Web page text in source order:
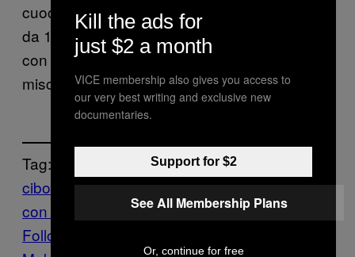
cuoci fino a quando il formaggio si scioglie,
da 1 a 2 minuti. Rimuovi dal forno e chiudi
con la parte superiore del pane. Servi con la
miscela di ketchup.
Tag:
cibo
Hangover Munchies Ricette ricette
con carne
ricette con uova Ricette Panini
Follow Us On Discover
Kill the ads for
just $2 a month
VICE membership also gives you access to
our very best writing and exclusive new
documentaries.
Support for $2
See All Membership Plans
Or, continue for free